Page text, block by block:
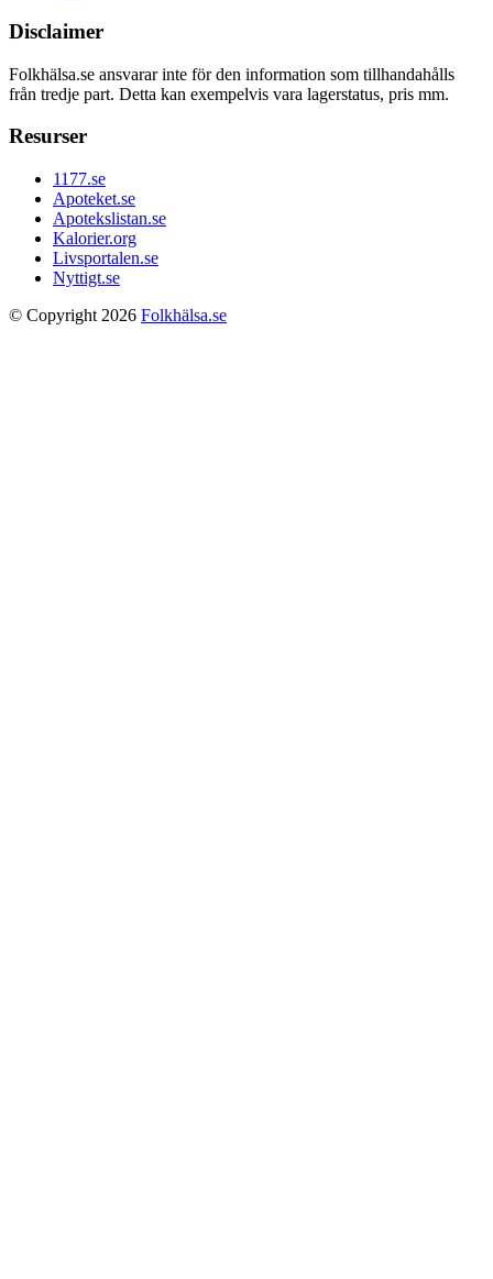
Disclaimer
Folkhälsa.se ansvarar inte för den information som tillhandahålls
från tredje part. Detta kan exempelvis vara lagerstatus, pris mm.
Resurser
1177.se
Apoteket.se
Apotekslistan.se
Kalorier.org
Livsportalen.se
Nyttigt.se
© Copyright 2026 Folkhälsa.se